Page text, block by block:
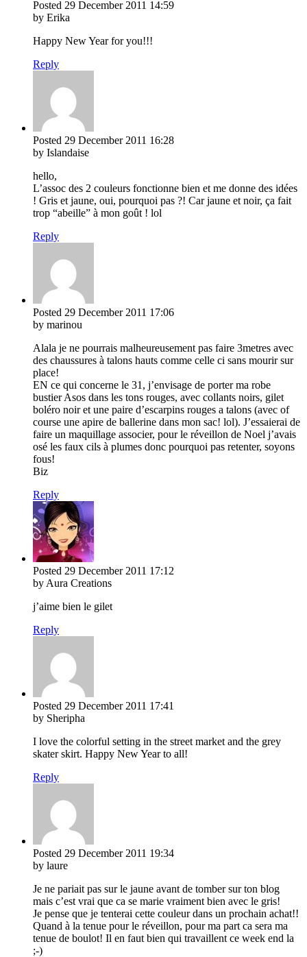
Posted 29 December 2011 14:59
by Erika
Happy New Year for you!!!
Reply
Posted 29 December 2011 16:28
by Islandaise
hello,
L’assoc des 2 couleurs fonctionne bien et me donne des idées
! Gris et jaune, oui, pourquoi pas ?! Car jaune et noir, ça fait
trop “abeille” à mon goût ! lol
Reply
Posted 29 December 2011 17:06
by marinou
Alala je ne pourrais malheureusement pas faire 3metres avec
des chaussures à talons hauts comme celle ci sans mourir sur
place!
EN ce qui concerne le 31, j’envisage de porter ma robe
bustier Asos dans les tons rouges, avec collants noirs, gilet
boléro noir et une paire d’escarpins rouges a talons (avec of
course une apire de ballerine dans mon sac! lol). J’essaierai de
faire un maquillage associer, pour le réveillon de Noel j’avais
osé les faux cils à plumes donc pourquoi pas retenter, soyons
fous!
Biz
Reply
Posted 29 December 2011 17:12
by Aura Creations
j’aime bien le gilet
Reply
Posted 29 December 2011 17:41
by Sheripha
I love the colorful setting in the street market and the grey
skater skirt. Happy New Year to all!
Reply
Posted 29 December 2011 19:34
by laure
Je ne pariait pas sur le jaune avant de tomber sur ton blog
mais c’est vrai que ca se marie vraiment bien avec le gris!
Je pense que je tenterai cette couleur dans un prochain achat!!
Quand à la tenue pour le réveillon, pour ma part ca sera ma
tenue de boulot! Il en faut bien qui travaillent ce week end la
;-)